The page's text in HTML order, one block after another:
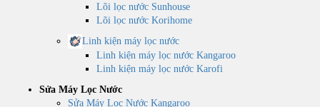
Lõi lọc nước Sunhouse
Lõi lọc nước Korihome
Linh kiện máy lọc nước
Linh kiện máy lọc nước Kangaroo
Linh kiện máy lọc nước Karofi
Sửa Máy Lọc Nước
Sửa Máy Lọc Nước Kangaroo